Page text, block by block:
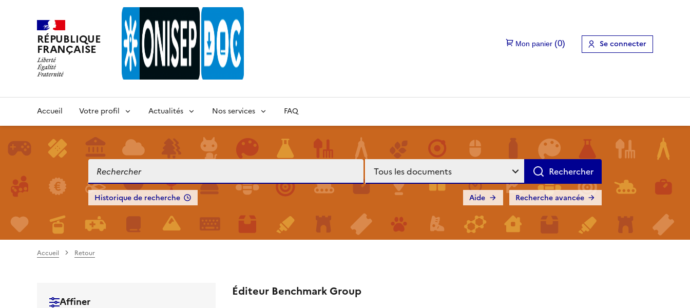
RÉPUBLIQUE
FRANÇAISE Se connecter
Accueil Votre profil Actualités Nos services FAQ
Historique de recherche Recherche avancée
Aide
Accueil Retour
Affiner
Éditeur Benchmark Group